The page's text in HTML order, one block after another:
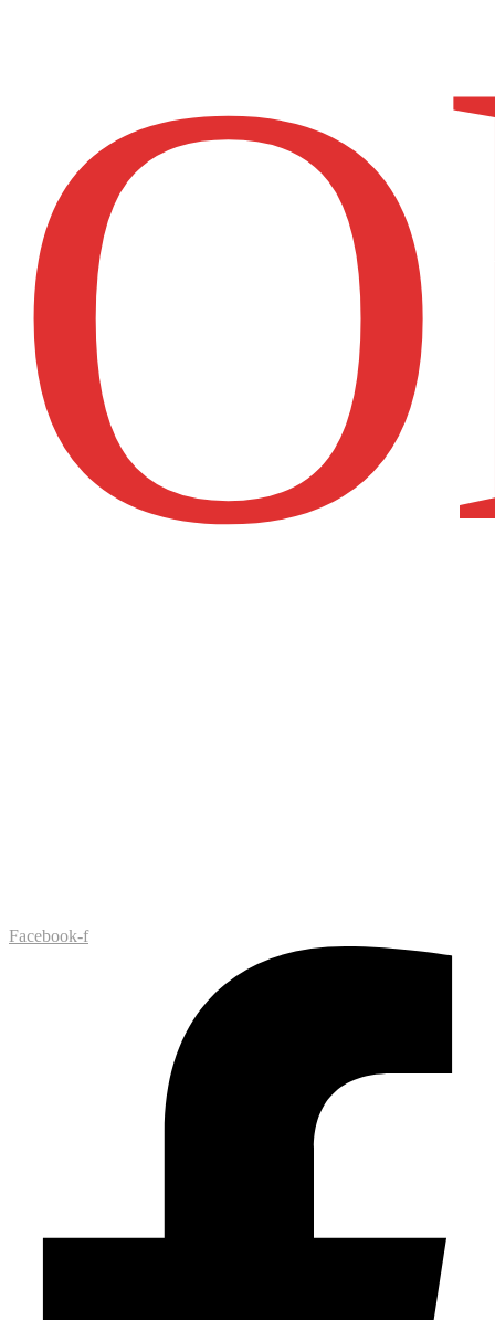
Facebook-f